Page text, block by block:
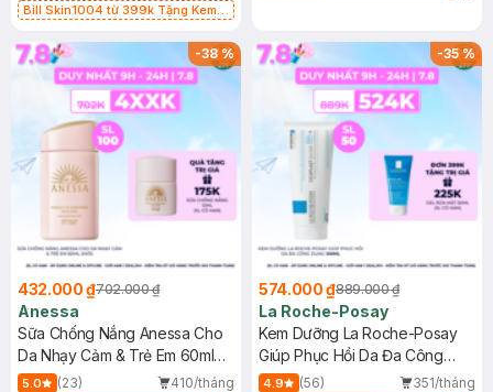
Bill Skin1004 từ 399k Tặng Kem
SPF 50+ 20ml (SL Có Hạn)
-38%
432.000 ₫702.000 ₫
Anessa
Sữa Chống Nắng Anessa Cho
Da Nhạy Cảm & Trẻ Em 60ml
(Mới)
5.0 (23)
410/tháng
-35%
574.000 ₫889.000 ₫
La Roche-Posay
Kem Dưỡng La Roche-Posay
Giúp Phục Hồi Da Đa Công
Dụng 100ml
4.9 (56)
351/tháng